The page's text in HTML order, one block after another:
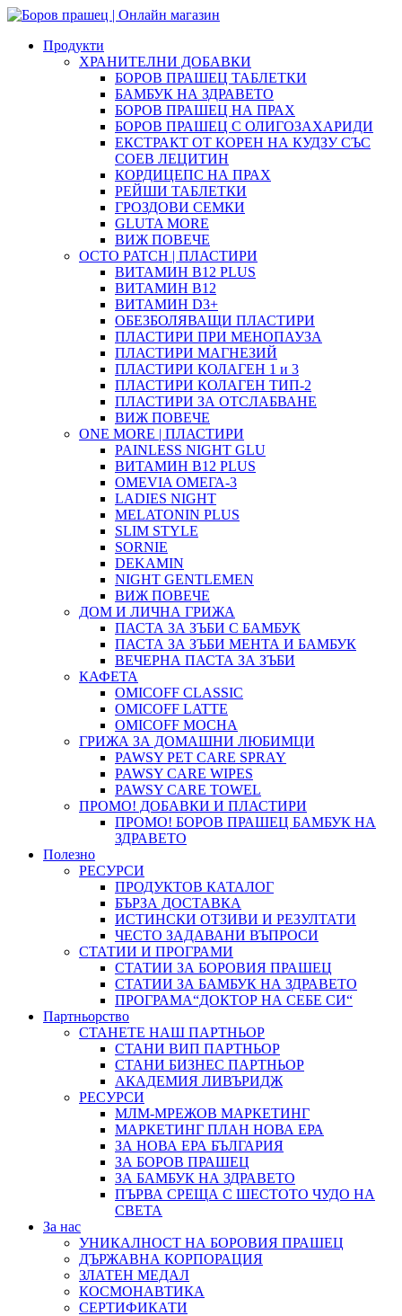
Продукти
ХРАНИТЕЛНИ ДОБАВКИ
БОРОВ ПРАШЕЦ ТАБЛЕТКИ
БАМБУК НА ЗДРАВЕТО
БОРОВ ПРАШЕЦ НА ПРАХ
БОРОВ ПРАШЕЦ С ОЛИГОЗАХАРИДИ
ЕКСТРАКТ ОТ КОРЕН НА КУДЗУ СЪС
СОЕВ ЛЕЦИТИН
КОРДИЦЕПС НА ПРАХ
РЕЙШИ ТАБЛЕТКИ
ГРОЗДОВИ СЕМКИ
GLUTA MORE
ВИЖ ПОВЕЧЕ
OCTO PATCH | ПЛАСТИРИ
ВИТАМИН B12 PLUS
ВИТАМИН B12
ВИТАМИН D3+
ОБЕЗБОЛЯВАЩИ ПЛАСТИРИ
ПЛАСТИРИ ПРИ МЕНОПАУЗА
ПЛАСТИРИ МАГНЕЗИЙ
ПЛАСТИРИ КОЛАГЕН 1 и 3
ПЛАСТИРИ КОЛАГЕН ТИП-2
ПЛАСТИРИ ЗА ОТСЛАБВАНЕ
ВИЖ ПОВЕЧЕ
ONE MORE | ПЛАСТИРИ
PAINLESS NIGHT GLU
ВИТАМИН B12 PLUS
ОMEVIA ОМЕГА-3
LADIES NIGHT
MELATONIN PLUS
SLIM STYLE
SORNIE
DEKAMIN
NIGHT GENTLEMEN
ВИЖ ПОВЕЧЕ
ДОМ И ЛИЧНА ГРИЖА
ПАСТА ЗА ЗЪБИ С БАМБУК
ПАСТА ЗА ЗЪБИ МЕНТА И БАМБУК
ВЕЧЕРНА ПАСТА ЗА ЗЪБИ
КАФЕТА
OMICOFF CLASSIC
OMICOFF LATTE
OMICOFF MOCHA
ГРИЖА ЗА ДОМАШНИ ЛЮБИМЦИ
PAWSY PET CARE SPRAY
PAWSY CARE WIPES
PAWSY CARE TOWEL
ПРОМО! ДОБАВКИ И ПЛАСТИРИ
ПРОМО! БОРОВ ПРАШЕЦ БАМБУК НА
ЗДРАВЕТО
Полезно
РЕСУРСИ
ПРОДУКТОВ КАТАЛОГ
БЪРЗА ДОСТАВКА
ИСТИНСКИ ОТЗИВИ И РЕЗУЛТАТИ
ЧЕСТО ЗАДАВАНИ ВЪПРОСИ
СТАТИИ И ПРОГРАМИ
СТАТИИ ЗА БОРОВИЯ ПРАШЕЦ
СТАТИИ ЗА БАМБУК НА ЗДРАВЕТО
ПРОГРАМА“ДОКТОР НА СЕБЕ СИ“
Партньорство
СТАНЕТЕ НАШ ПАРТНЬОР
СТАНИ ВИП ПАРТНЬОР
СТАНИ БИЗНЕС ПАРТНЬОР
АКАДЕМИЯ ЛИВЪРИДЖ
РЕСУРСИ
МЛМ-МРЕЖОВ МАРКЕТИНГ
МАРКЕТИНГ ПЛАН НОВА ЕРА
ЗА НОВА ЕРА БЪЛГАРИЯ
ЗА БОРОВ ПРАШЕЦ
ЗА БАМБУК НА ЗДРАВЕТО
ПЪРВА СРЕЩА С ШЕСТОТО ЧУДО НА
СВЕТА
За нас
УНИКАЛНОСТ НА БОРОВИЯ ПРАШЕЦ
ДЪРЖАВНА КОРПОРАЦИЯ
ЗЛАТЕН МЕДАЛ
КОСМОНАВТИКА
СЕРТИФИКАТИ